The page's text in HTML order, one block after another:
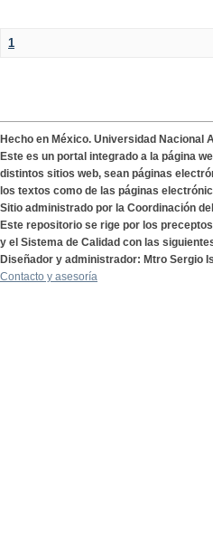
1
Hecho en México. Universidad Nacional
Este es un portal integrado a la página
distintos sitios web, sean páginas
los textos como de las páginas
Sitio administrado por la Coordinación
Este repositorio se rige por los
y el Sistema de Calidad con las
Diseñador y administrador: Mtro Sergio
Contacto y asesoría